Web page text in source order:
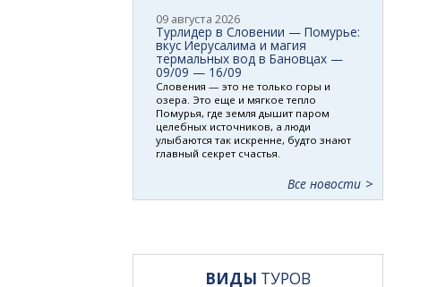
09 августа 2026
Турлидер в Словении — Помурье:
вкус Иерусалима и магия
термальных вод в Бановцах —
09/09 — 16/09
Словения — это не только горы и
озера. Это еще и мягкое тепло
Помурья, где земля дышит паром
целебных источников, а люди
улыбаются так искренне, будто знают
главный секрет счастья.
Все новости
ВИДЫ ТУРОВ